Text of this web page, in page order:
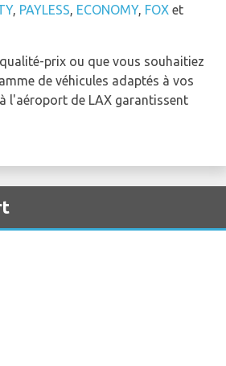
, PAYLESS, ECONOMY, FOX et
prix ou que vous souhaitiez
de véhicules adaptés à vos
l'aéroport de LAX garantissent